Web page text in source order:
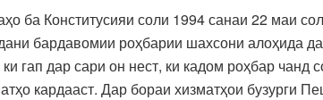
ба Конститусияи соли 1994 санаи 22 маи
бардавомии роҳбарии шахсони алоҳида
гап дар сари он нест, ки кадом роҳбар чанд
кардааст. Дар бораи хизматҳои